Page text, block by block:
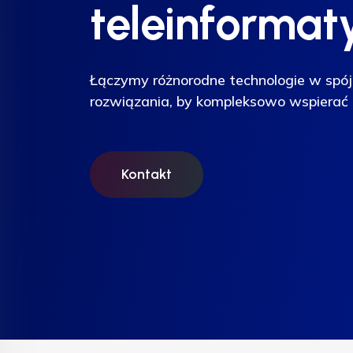
Łączymy różnorodne technologie w
rozwiązania, by kompleksowo
Kontakt
Łączymy różnorodne technologie w
rozwiązania, by kompleksowo
Kontakt
Łączymy różnorodne technologie w
rozwiązania, by kompleksowo
Kontakt